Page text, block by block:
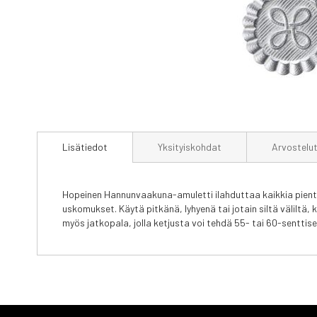
to
images
gallery
Lisätiedot
Hopeinen Hannunvaakuna-amuletti ilahduttaa kaikkia
uskomukset. Käytä pitkänä, lyhyenä tai jotain siltä
myös jatkopala, jolla ketjusta voi tehdä 55- tai 60-
Yksityiskohdat Arvostelut